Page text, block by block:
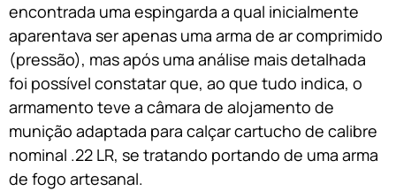
encontrada uma espingarda a qual inicialmente
aparentava ser apenas uma arma de ar comprimido
(pressão), mas após uma análise mais detalhada
foi possível constatar que, ao que tudo indica, o
armamento teve a câmara de alojamento de
munição adaptada para calçar cartucho de calibre
nominal .22 LR, se tratando portando de uma arma
de fogo artesanal.